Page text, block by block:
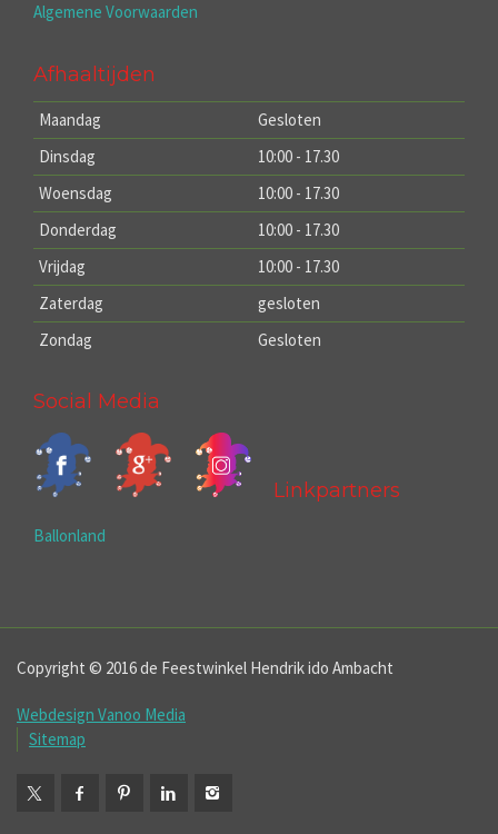
Algemene Voorwaarden
Afhaaltijden
Maandag
Gesloten
Dinsdag
10:00 - 17.30
Woensdag
10:00 - 17.30
Donderdag
10:00 - 17.30
Vrijdag
10:00 - 17.30
Zaterdag
gesloten
Zondag
Gesloten
Social Media
Linkpartners
Ballonland
Copyright © 2016 de Feestwinkel Hendrik ido Ambacht
Webdesign Vanoo Media
Sitemap